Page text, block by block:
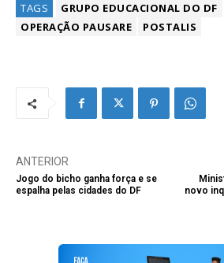
TAGS
GRUPO EDUCACIONAL DO DF
OPERAÇÃO PAUSARE
POSTALIS
ANTERIOR
Jogo do bicho ganha força e se
espalha pelas cidades do DF
novo